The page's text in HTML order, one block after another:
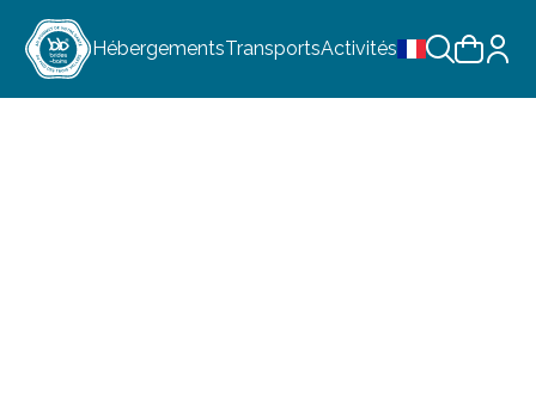
HébergementsTransportsActivitésChoix de la